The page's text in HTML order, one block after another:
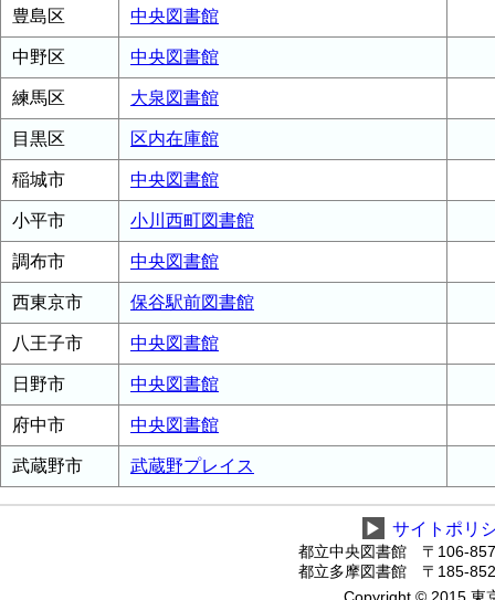
豊島区 中央図書館
中野区 中央図書館
練馬区 大泉図書館
目黒区 区内在庫館
稲城市 中央図書館
小平市 小川西町図書館
調布市 中央図書館
西東京市 保谷駅前図書館
八王子市 中央図書館
日野市 中央図書館
府中市 中央図書館
武蔵野市 武蔵野プレイス
▶ サイトポリ
都立中央図書館 〒106-
都立多摩図書館 〒185-